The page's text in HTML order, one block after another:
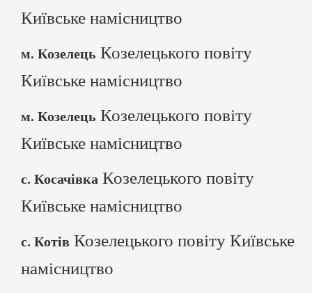
Київське намісництво
м. Козелець Козелецького повіту
Київське намісництво
м. Козелець Козелецького повіту
Київське намісництво
с. Косачівка Козелецького повіту
Київське намісництво
с. Котів Козелецького повіту Київське
намісництво